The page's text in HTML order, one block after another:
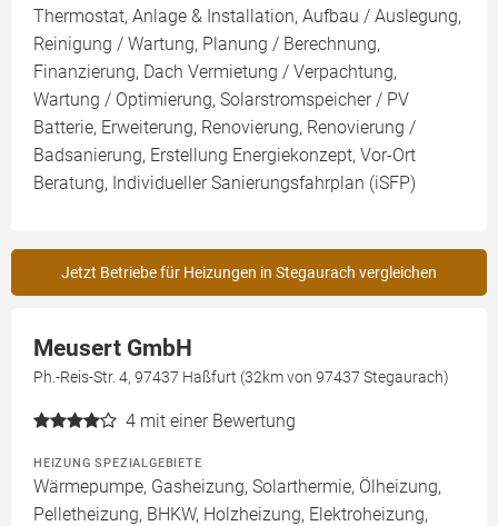
Thermostat, Anlage & Installation, Aufbau / Auslegung,
Reinigung / Wartung, Planung / Berechnung,
Finanzierung, Dach Vermietung / Verpachtung,
Wartung / Optimierung, Solarstromspeicher / PV
Batterie, Erweiterung, Renovierung, Renovierung /
Badsanierung, Erstellung Energiekonzept, Vor-Ort
Beratung, Individueller Sanierungsfahrplan (iSFP)
Jetzt Betriebe für Heizungen in Stegaurach vergleichen
Meusert GmbH
Ph.-Reis-Str. 4, 97437 Haßfurt (32km von 97437 Stegaurach)
4 mit einer Bewertung
HEIZUNG SPEZIALGEBIETE
Wärmepumpe, Gasheizung, Solarthermie, Ölheizung,
Pelletheizung, BHKW, Holzheizung, Elektroheizung,